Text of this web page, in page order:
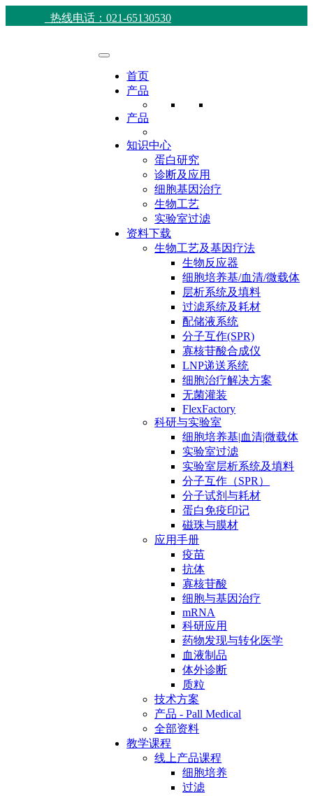
热线电话：021-65130530
首页
产品
产品
知识中心
蛋白研究
诊断及应用
细胞基因治疗
生物工艺
实验室过滤
资料下载
生物工艺及基因疗法
生物反应器
细胞培养基/血清/微载体
层析系统及填料
过滤系统及耗材
配储液系统
分子互作(SPR)
寡核苷酸合成仪
LNP递送系统
细胞治疗解决方案
无菌灌装
FlexFactory
科研与实验室
细胞培养基|血清|微载体
实验室过滤
实验室层析系统及填料
分子互作（SPR）
分子试剂与耗材
蛋白免疫印记
磁珠与膜材
应用手册
疫苗
抗体
寡核苷酸
细胞与基因治疗
mRNA
科研应用
药物发现与转化医学
血液制品
体外诊断
质粒
技术方案
产品 - Pall Medical
全部资料
教学课程
线上产品课程
细胞培养
过滤